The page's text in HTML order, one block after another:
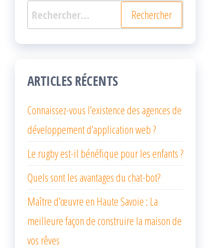
Rechercher :
ARTICLES RÉCENTS
Connaissez-vous l’existence des agences de
développement d’application web ?
Le rugby est-il bénéfique pour les enfants ?
Quels sont les avantages du chat-bot?
Maître d’œuvre en Haute Savoie : La
meilleure façon de construire la maison de
vos rêves